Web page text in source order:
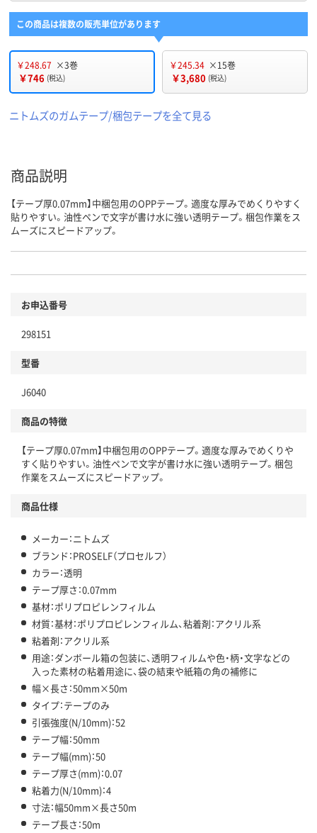
この商品は複数の販売単位があります
￥248.67 ×3巻
￥746 (税込)
￥245.34 ×15巻
￥3,680 (税込)
ニトムズのガムテープ/梱包テープを全て見る
商品説明
【テープ厚0.07mm】中梱包用のOPPテープ。適度な厚みでめくりやすく
貼りやすい。油性ペンで文字が書け水に強い透明テープ。梱包作業をス
ムーズにスピードアップ。
お申込番号
298151
型番
J6040
商品の特徴
【テープ厚0.07mm】中梱包用のOPPテープ。適度な厚みでめくりや
すく貼りやすい。油性ペンで文字が書け水に強い透明テープ。梱包
作業をスムーズにスピードアップ。
商品仕様
メーカー：ニトムズ
ブランド：PROSELF（プロセルフ）
カラー：透明
テープ厚さ：0.07mm
基材：ポリプロピレンフィルム
材質：基材：ポリプロピレンフィルム、粘着剤：アクリル系
粘着剤：アクリル系
用途：ダンボール箱の包装に、透明フィルムや色・柄・文字などの
入った素材の粘着用途に、袋の結束や紙箱の角の補修に
幅×長さ：50mm×50m
タイプ：テープのみ
引張強度(N/10mm)：52
テープ幅：50mm
テープ幅(mm)：50
テープ厚さ(mm)：0.07
粘着力(N/10mm)：4
寸法：幅50mm×長さ50m
テープ長さ：50m